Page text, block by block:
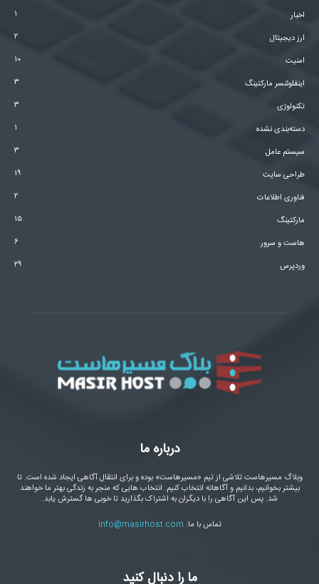
اخبار
۱
ارز دیجیتال
۲
امنیت
۱۰
اینفلوئنسر مارکتینگ
۳
تکنولوژی
۳
دسته‌بندی نشده
۱
سیستم عامل
۳
طراحی سایت
۱۹
فناوری اطلاعات
۲
مارکتینگ
۱۵
هاست و سرور
۶
وردپرس
۲۹
درباره ما
وبلاگ مسیرهاست تلاشی از تیم «مسیرهاست» بوده و برای انتقال آگاهی ایجاد شده است. تا
بیشتر بخوانیم، بدانیم و آگاهانه انتخاب کنیم. انتخاب هایی که منجر به زندگی بهتر ما خواهند
شد. پس این آگاهی را با دیگران به اشتراک بگذارید تا خوبی ها گسترش یابد.
تماس با ما: info@masirhost.com
ما را دنبال کنید